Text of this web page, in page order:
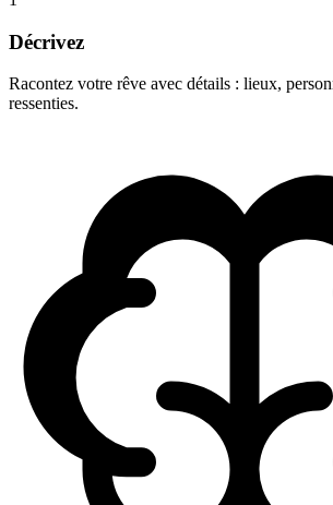
Décrivez
Racontez votre rêve avec détails : lieux,
ressenties.